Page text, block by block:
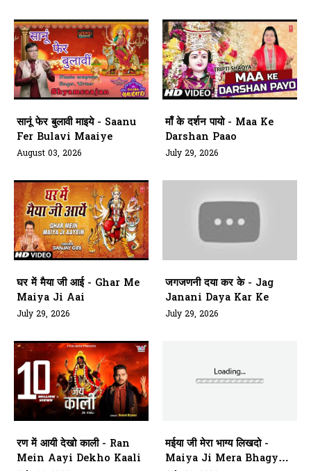
सानूं फेर बुलावी माइये - Saanu
Fer Bulavi Maaiye
August 03, 2026
माँ के दर्शन पायो - Maa Ke
Darshan Paao
July 29, 2026
घर में मैया जी आई - Ghar Me
Maiya Ji Aai
July 29, 2026
जगजणनी दया कर के - Jag
Janani Daya Kar Ke
July 29, 2026
रण में आयी देखो काली - Ran
Mein Aayi Dekho Kaali
मईया जी मेरा भाग्य लिखदो -
Maiya Ji Mera Bhagya